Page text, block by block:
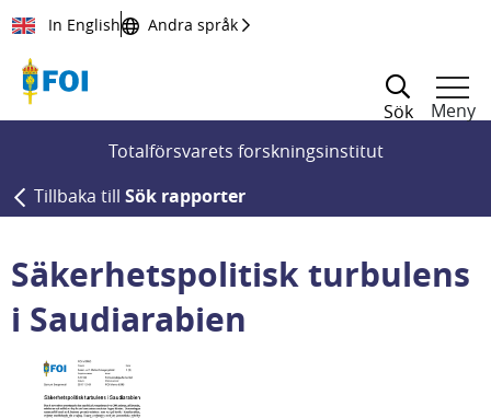
Till innehållet
In English Andra språk
Sök
Meny
Totalförsvarets forskningsinstitut
Tillbaka till Sök rapporter
Säkerhetspolitisk turbulens
i Saudiarabien